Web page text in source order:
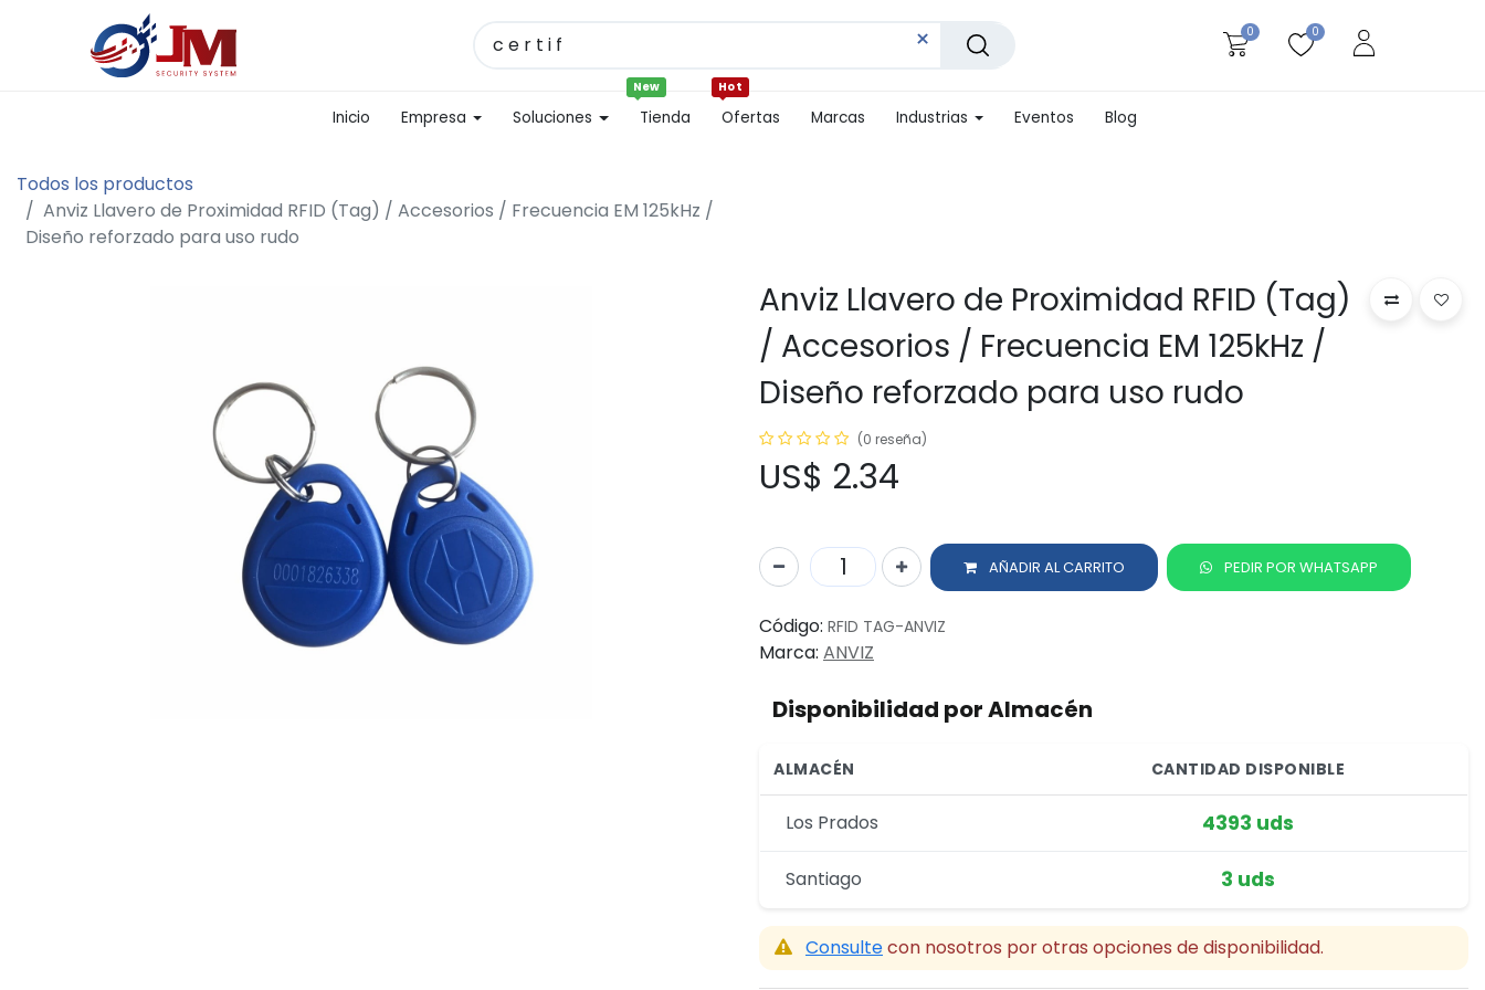
0 0
Inicio Empresa Soluciones Tienda
New
Ofertas
Hot
Marcas Industrias Eventos Blog
Todos los productos
Anviz Llavero de Proximidad RFID (Tag) / Accesorios / Frecuencia EM 125kHz /
Diseño reforzado para uso rudo
Anviz Llavero de Proximidad RFID (Tag)
/ Accesorios / Frecuencia EM 125kHz /
Diseño reforzado para uso rudo
(0 reseña)
US$ 2.34
AÑADIR AL CARRITO PEDIR POR WHATSAPP
Código: RFID TAG-ANVIZ
Marca: ANVIZ
Disponibilidad por Almacén
ALMACÉN CANTIDAD DISPONIBLE
Los Prados 4393 uds
Santiago 3 uds
Consultecon nosotros por otras opciones de disponibilidad.